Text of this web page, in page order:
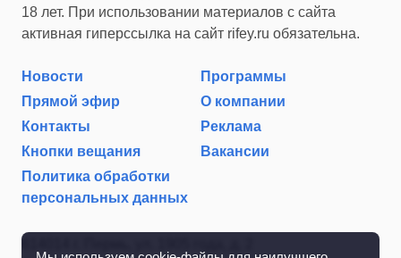
18 лет. При использовании материалов с сайта
активная гиперссылка на сайт rifey.ru обязательна.
Новости
Программы
Прямой эфир
О компании
Контакты
Реклама
Кнопки вещания
Вакансии
Политика обработки
персональных данных